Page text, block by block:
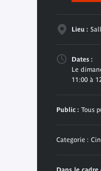
Lieu :
Dates :
Le
11:00 à
Public : Tous
Categorie :